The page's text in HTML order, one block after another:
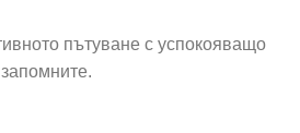
пътуване с успокояващо